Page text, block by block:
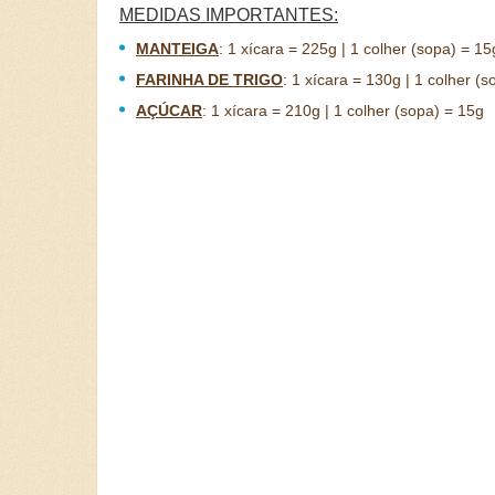
MEDIDAS IMPORTANTES:
MANTEIGA: 1 xícara = 225g | 1 colher (sopa) =
FARINHA DE TRIGO: 1 xícara = 130g | 1 colher
AÇÚCAR: 1 xícara = 210g | 1 colher (sopa) = 15g